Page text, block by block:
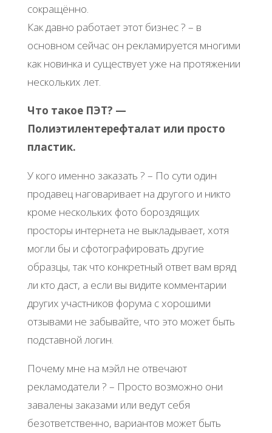
сокращённо.
Как давно работает этот бизнес ? – в
основном сейчас он рекламируется многими
как новинка и существует уже на протяжении
нескольких лет.
Что такое ПЭТ? —
Полиэтилентерефталат или просто
пластик.
У кого именно заказать ? – По сути один
продавец наговаривает на другого и никто
кроме нескольких фото бороздящих
просторы интернета не выкладывает, хотя
могли бы и сфотографировать другие
образцы, так что конкретный ответ вам вряд
ли кто даст, а если вы видите комментарии
других участников форума с хорошими
отзывами не забывайте, что это может быть
подставной логин.
Почему мне на мэйл не отвечают
рекламодатели ? – Просто возможно они
завалены заказами или ведут себя
безответственно, вариантов может быть